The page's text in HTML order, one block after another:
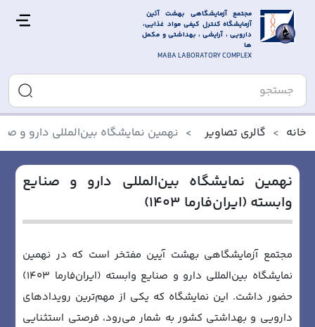
مجتمع آزمایشگاهی بهشت آئین
آزمایشگاه کنترل کیفی مواد غذایی،
دارویی ، آرایشی ، بهداشتی و مکمل
ها
MABA LABORATORY COMPLEX
خانه گالری تصاویر نهمین نمایشگاه بین‌المللی دارو و صنایع
نهمین نمایشگاه بین‌المللی دارو و صنایع
وابسته (ایران‌فارما ۱۴۰۳)
مجتمع آزمایشگاهی بهشت آیین مفتخر است که در نهمین
نمایشگاه بین‌المللی دارو و صنایع وابسته (ایران‌فارما ۱۴۰۳)
حضور داشت. این نمایشگاه که یکی از مهم‌ترین رویدادهای
دارویی و بهداشتی کشور به شمار می‌رود، فرصتی استثنایی